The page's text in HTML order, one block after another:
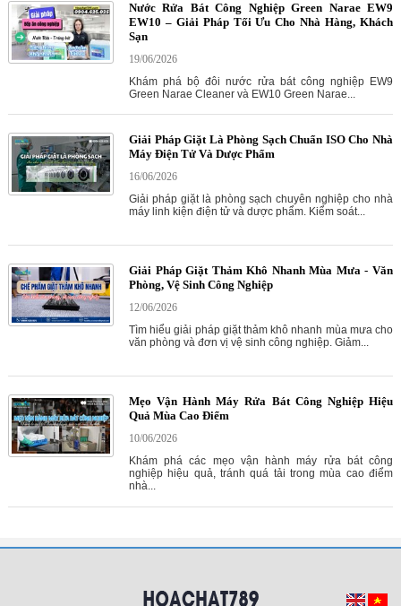
Nước Rửa Bát Công Nghiệp Green Narae EW9
EW10 – Giải Pháp Tối Ưu Cho Nhà Hàng, Khách
Sạn
19/06/2026
Khám phá bộ đôi nước rửa bát công nghiệp EW9
Green Narae Cleaner và EW10 Green Narae...
Giải Pháp Giặt Là Phòng Sạch Chuẩn ISO Cho Nhà
Máy Điện Tử Và Dược Phẩm
16/06/2026
Giải pháp giặt là phòng sạch chuyên nghiệp cho nhà
máy linh kiện điện tử và dược phẩm. Kiểm soát...
Giải Pháp Giặt Thảm Khô Nhanh Mùa Mưa - Văn
Phòng, Vệ Sinh Công Nghiệp
12/06/2026
Tìm hiểu giải pháp giặt thảm khô nhanh mùa mưa cho
văn phòng và đơn vị vệ sinh công nghiệp. Giảm...
Mẹo Vận Hành Máy Rửa Bát Công Nghiệp Hiệu
Quả Mùa Cao Điểm
10/06/2026
Khám phá các mẹo vận hành máy rửa bát công
nghiệp hiệu quả, tránh quá tải trong mùa cao điểm
nhà...